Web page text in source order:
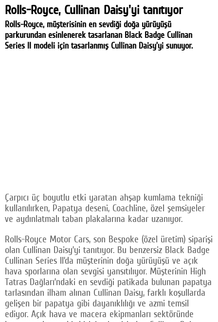
Rolls-Royce, Cullinan Daisy'yi tanıtıyor
Rolls-Royce, müşterisinin en sevdiği doğa yürüyüşü
parkurundan esinlenerek tasarlanan Black Badge Cullinan
Series II modeli için tasarlanmış Cullinan Daisy’yi sunuyor.
Çarpıcı üç boyutlu etki yaratan ahşap kumlama tekniği
kullanılırken, Papatya deseni, Coachline, özel şemsiyeler
ve aydınlatmalı taban plakalarına kadar uzanıyor.
Rolls-Royce Motor Cars, son Bespoke (özel üretim) siparişi
olan Cullinan Daisy’yi tanıtıyor. Bu benzersiz Black Badge
Cullinan Series II’da müşterinin doğa yürüyüşü ve açık
hava sporlarına olan sevgisi yansıtılıyor. Müşterinin High
Tatras Dağları’ndaki en sevdiği patikada bulunan papatya
tarlasından ilham alınan Cullinan Daisy, farklı koşullarda
gelişen bir papatya gibi dayanıklılığı ve azmi temsil
ediyor. Açık hava ve macera ekipmanları sektöründe